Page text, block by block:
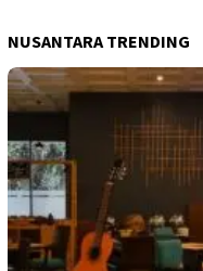
NUSANTARA TRENDING